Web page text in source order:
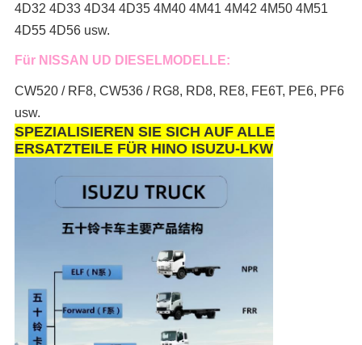
4D32 4D33 4D34 4D35 4M40 4M41 4M42 4M50 4M51
4D55 4D56 usw.
Für NISSAN UD DIESELMODELLE:
CW520 / RF8, CW536 / RG8, RD8, RE8, FE6T, PE6, PF6
usw.
SPEZIALISIEREN SIE SICH AUF ALLE
ERSATZTEILE FÜR HINO ISUZU-LKW